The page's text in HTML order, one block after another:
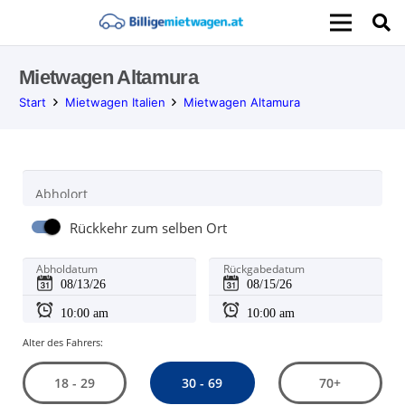
Mietwagen Altamura
Start Mietwagen Italien Mietwagen Altamura
Abholort
Rückkehr zum selben Ort
Abholdatum Rückgabedatum
Alter des Fahrers:
18 - 29 30 - 69 70+